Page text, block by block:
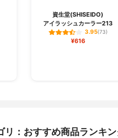
資生堂(SHISEIDO)
アイラッシュカーラー213
3.95(73)
¥616
リ：おすすめ商品ランキ